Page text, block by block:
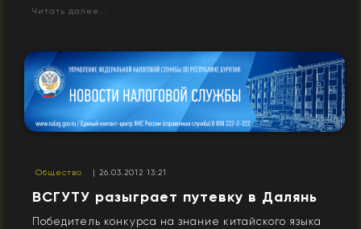
Читать далее...
Общество | 26.03.2012 13:21
ВСГУТУ разыграет путевку в Далянь
Победитель конкурса на знание китайского языка